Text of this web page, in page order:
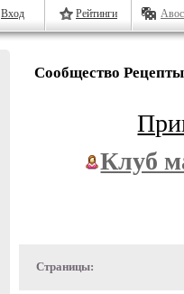
Вход Рейтинги
Сообщество
Клуб
Страницы: